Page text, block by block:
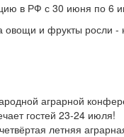
в РФ с 30 июня по 6
и фрукты росли -
аграрной
гостей 23-24 июля!
летняя